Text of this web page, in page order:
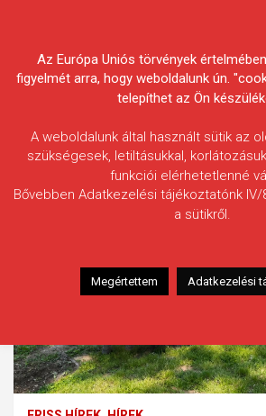
Egyesületek
Az Európa Uniós törvények
figyelmét arra, hogy weboldalunk ún.
telepíthet az Ön
A weboldalunk által használt sütik az
szükségesek, letiltásukkal,
funkciói elérhetetlenné
Bővebben Adatkezelési tájékoztatónk
a sütikről.
Megértettem Adatkezelési